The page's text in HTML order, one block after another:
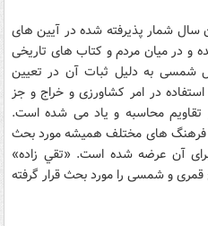
سال شمار پذيرفته شده در آيين هاى
و در ميان مردم و کتاب هاى تاريخى
شمسى به دليل ثبات آن در تعيين
در امر کشاورزى و خراج و جز
محاسبه و ياد مى‏ شده است.
فرهنگ هاى مختلف هميشه مورد بحث
آن عرضه شده است. «تقي زاده»
قمرى و شمسى را مورد بحث قرار گرفته